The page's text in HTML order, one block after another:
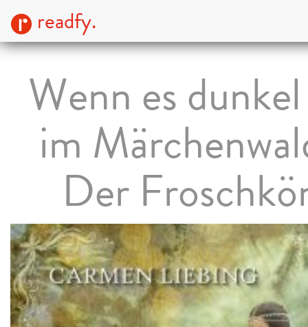
readfy.
Wenn es
im
Der